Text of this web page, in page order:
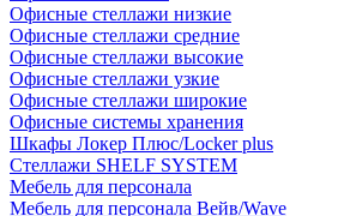
Офисные стеллажи низкие
Офисные стеллажи средние
Офисные стеллажи высокие
Офисные стеллажи узкие
Офисные стеллажи широкие
Офисные системы хранения
Шкафы Локер Плюс/Locker plus
Стеллажи SHELF SYSTEM
Мебель для персонала
Мебель для персонала Вейв/Wave